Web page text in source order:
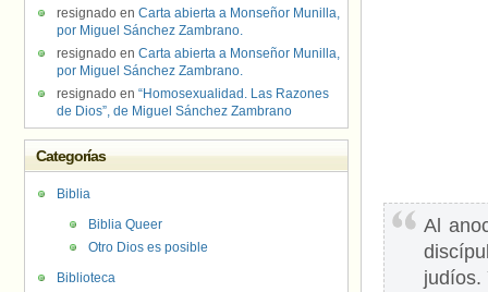
Al
judíos.
resignado en Carta abierta a Monseñor Munilla,
por Miguel Sánchez Zambrano.
resignado en Carta abierta a Monseñor Munilla,
por Miguel Sánchez Zambrano.
resignado en “Homosexualidad. Las Razones
de Dios”, de Miguel Sánchez Zambrano
Categorías
Biblia
Biblia Queer
Otro Dios es posible
Biblioteca